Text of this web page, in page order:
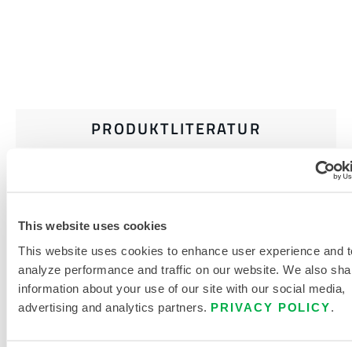
This website uses cookies
This website uses cookies to enhance user experience and
analyze performance and traffic on our website. We also
information about your use of our site with our social media,
advertising and analytics partners. PRIVACY POLICY
PRODUKTLITERATUR
ERSTHELFERINNEN UND
911 BERGUNGSAUSRÜSTUNG
GRÖSSENTABELLE